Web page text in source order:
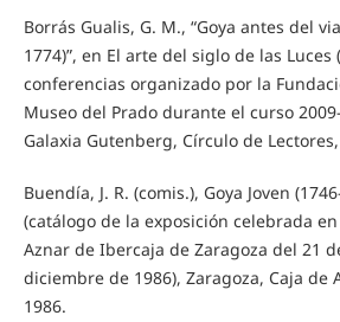
Borrás Gualis, G. M., “Goya antes del
1774)”, en El arte del siglo de las Luces
conferencias organizado por la
Museo del Prado durante el curso
Galaxia Gutenberg, Círculo de
Buendía, J. R. (comis.), Goya Joven
(catálogo de la exposición celebrada
Aznar de Ibercaja de Zaragoza del 21
diciembre de 1986), Zaragoza, Caja de
1986.